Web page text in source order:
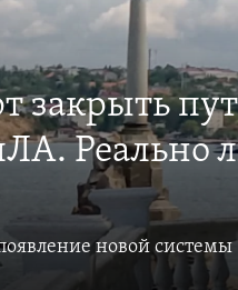
закрыть
Реально
новой системы